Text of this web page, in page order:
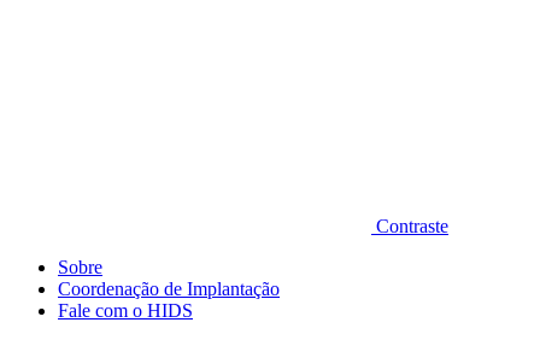
Contraste
Sobre
Coordenação de Implantação
Fale com o HIDS